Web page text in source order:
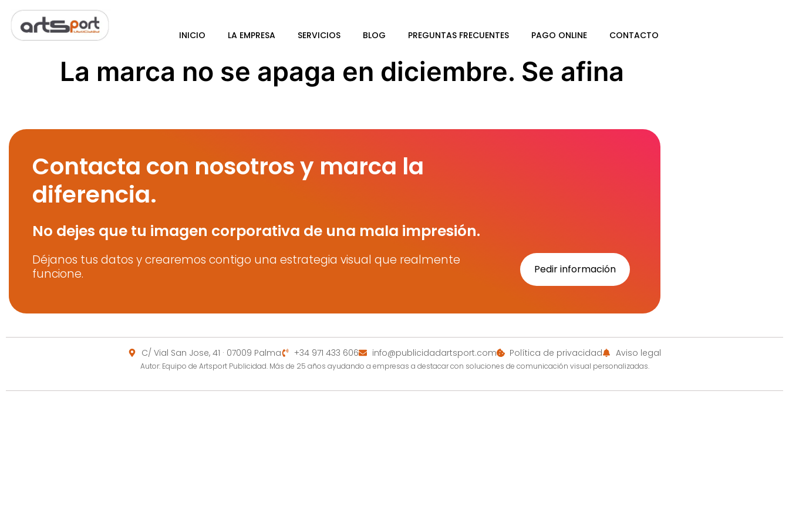
INICIO LA EMPRESA SERVICIOS BLOG PREGUNTAS FRECUENTES PAGO ONLINE CONTACTO
La marca no se apaga en diciembre. Se afina
Contacta con nosotros y marca la
diferencia.
No dejes que tu imagen corporativa de una mala impresión.
Déjanos tus datos y crearemos contigo una estrategia visual que realmente
funcione.
Pedir información
C/ Vial San Jose, 41 · 07009 Palma +34 971 433 606 info@publicidadartsport.com Política de privacidad Aviso legal
Autor: Equipo de Artsport Publicidad. Más de 25 años ayudando a empresas a destacar con soluciones de comunicación visual personalizadas.